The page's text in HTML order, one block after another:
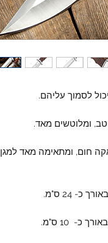
לסמוך עליהם.
ומלוטשים מאד.
חום, ומתאימה מאד למגן